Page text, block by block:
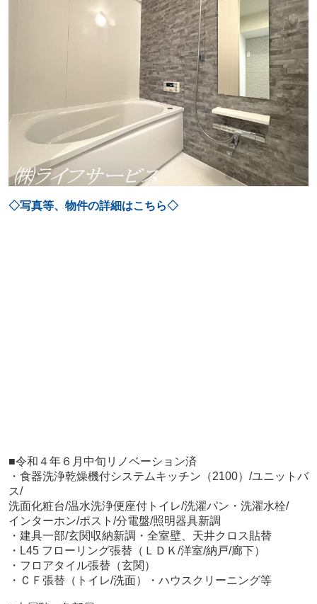
◇写真等、物件の詳細はこちら◇
■令和４年６月中旬リノベーション済
・食器洗浄乾燥機付システムキッチン（2100）/ユニットバ
ス/
洗面化粧台/温水洗浄便座付トイレ/洗濯パン・洗濯水栓/
インターホン/ポスト/分電盤/照明器具新調
・建具一部/玄関収納新調・全室壁、天井クロス貼替
・L45 フローリング張替（ＬＤＫ/洋室/納戸/廊下）
・フロアタイル張替（玄関）
・ＣＦ張替（トイレ/洗面）・ハウスクリーニング等